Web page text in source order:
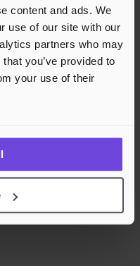
content and ads. We
use of our site with our
partners who may
you’ve provided to
your use of their